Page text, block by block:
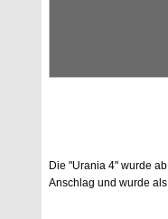
Die "Urania 4" wurde
Anschlag und wurde